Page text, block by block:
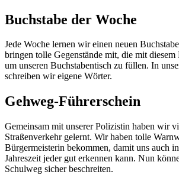
Buchstabe der Woche
Jede Woche lernen wir einen neuen
bringen tolle Gegenstände mit, die mit diesem
um unseren Buchstabentisch zu füllen. In
schreiben wir eigene Wörter.
Gehweg-Führerschein
Gemeinsam mit unserer Polizistin haben wir
Straßenverkehr gelernt. Wir haben tolle
Bürgermeisterin bekommen, damit uns auch
Jahreszeit jeder gut erkennen kann. Nun
Schulweg sicher beschreiten.